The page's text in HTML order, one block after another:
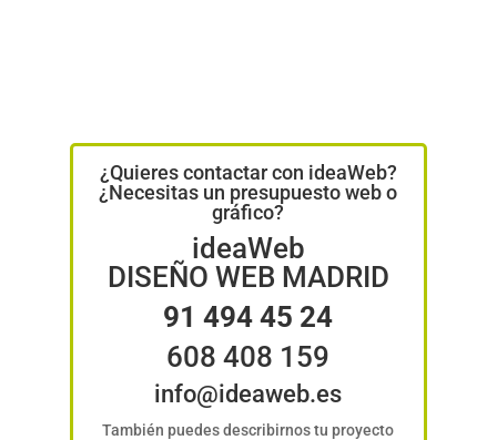
¿Quieres contactar con ideaWeb?
¿Necesitas un presupuesto web o
gráfico?
ideaWeb
DISEÑO WEB MADRID
91 494 45 24
608 408 159
info@ideaweb.es
También puedes describirnos tu proyecto